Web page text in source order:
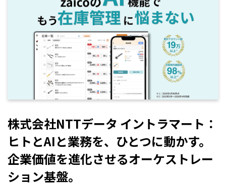
株式会社NTTデータ イントラマート：
ヒトとAIと業務を、ひとつに動かす。
企業価値を進化させるオーケストレー
ション基盤。